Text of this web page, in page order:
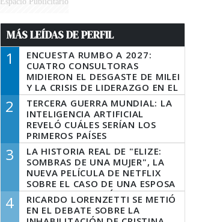
MÁS LEÍDAS DE PERFIL
1
ENCUESTA RUMBO A 2027:
CUATRO CONSULTORAS
MIDIERON EL DESGASTE DE MILEI
Y LA CRISIS DE LIDERAZGO EN EL
PERONISMO
2
TERCERA GUERRA MUNDIAL: LA
INTELIGENCIA ARTIFICIAL
REVELÓ CUÁLES SERÍAN LOS
PRIMEROS PAÍSES
LATINOAMERICANOS EN SER
DERROTADOS
3
LA HISTORIA REAL DE "ELIZE:
SOMBRAS DE UNA MUJER", LA
NUEVA PELÍCULA DE NETFLIX
SOBRE EL CASO DE UNA ESPOSA
QUE DESCUARTIZÓ A SU
MARIDO
4
RICARDO LORENZETTI SE METIÓ
EN EL DEBATE SOBRE LA